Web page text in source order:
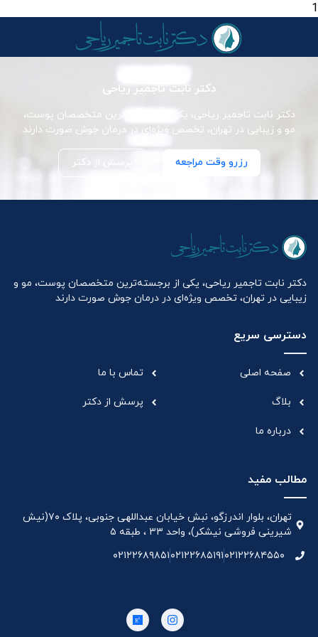
1
دکتر نابت تاجمیر ریاحی
دکتر نابت تاجمیر ریاحی، یکی از برجسته‌ترین متخصصان پوست،
مو و زیبایی در تهران، تخصص ویژه‌ای در درمان جوش صورت دارند
رزرو وقت مراجعه پرسش از دکتر
دکتر نابت تاجمیر ریاحی، یکی از برجسته‌ترین متخصصان پوست، مو و
زیبایی در تهران، تخصص ویژه‌ای در درمان جوش صورت دارند
دسترسی سریع
صفحه اصلی
بلاگ
درباره ما
تماس با ما
پرسش از دکتر
مطالب مفید
تهران، بلوار اندرزگو، نبش خیابان عبداللهی جنوبی، پلاک ۷۰(نیش
شیرینی فروشی نیشکر)، واحد ۳۳ ، طبقه ۵
۰۲۱۲۲۶۸۴۵۵۰۰۲۱۲۲۶۸۵۱۹۱۰۲۱۲۲۶۸۹۸۵۱